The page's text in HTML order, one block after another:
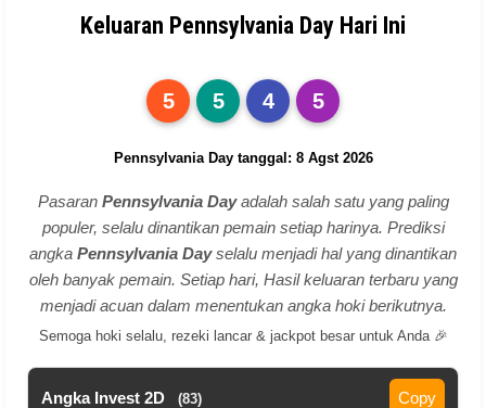
Keluaran Pennsylvania Day Hari Ini
5 5 4 5
Pennsylvania Day tanggal: 8 Agst 2026
Pasaran Pennsylvania Dayadalah salah satu yang paling
populer, selalu dinantikan pemain setiap harinya. Prediksi
angka Pennsylvania Dayselalu menjadi hal yang dinantikan
oleh banyak pemain. Setiap hari, Hasil keluaran terbaru yang
menjadi acuan dalam menentukan angka hoki berikutnya.
Semoga hoki selalu, rezeki lancar & jackpot besar untuk Anda 🎉
Angka Invest 2D (83) Copy